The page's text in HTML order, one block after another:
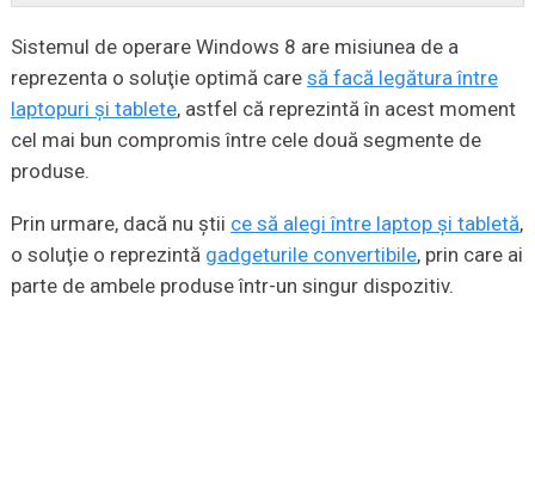
Sistemul de operare Windows 8 are misiunea de a
reprezenta o soluţie optimă care să facă legătura între
laptopuri şi tablete, astfel că reprezintă în acest moment
cel mai bun compromis între cele două segmente de
produse.
Prin urmare, dacă nu ştii ce să alegi între laptop şi tabletă,
o soluţie o reprezintă gadgeturile convertibile, prin care ai
parte de ambele produse într-un singur dispozitiv.